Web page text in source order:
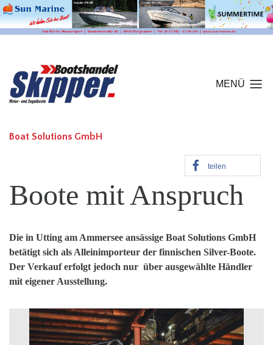
MENÜ
Boat Solutions GmbH
teilen
Boote mit Anspruch
Die in Utting am Ammersee ansässige Boat Solutions GmbH
betätigt sich als Alleinimporteur der finnischen Silver-Boote.
Der Verkauf erfolgt jedoch nur über ausgewählte Händler
mit eigener Ausstellung.